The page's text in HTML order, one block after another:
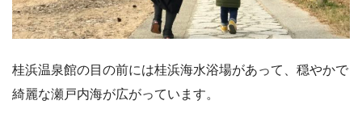
桂浜温泉館の目の前には桂浜海水浴場があって、穏やかで
綺麗な瀬戸内海が広がっています。